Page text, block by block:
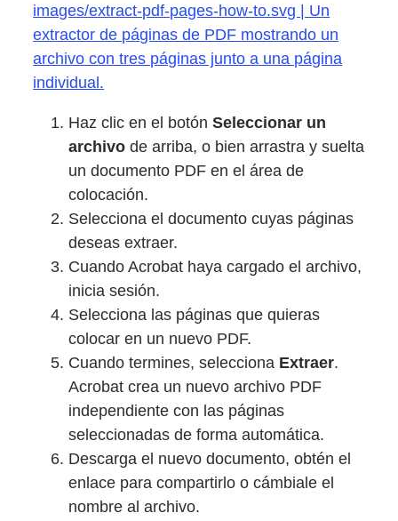
images/extract-pdf-pages-how-to.svg | Un
extractor de páginas de PDF mostrando un
archivo con tres páginas junto a una página
individual.
Haz clic en el botónSeleccionar un
archivo de arriba, o bien arrastra y suelta
un documento PDF en el área de
colocación.
Selecciona el documento cuyas páginas
deseas extraer.
Cuando Acrobat haya cargado el archivo,
inicia sesión.
Selecciona las páginas que quieras
colocar en un nuevo PDF.
Cuando termines, selecciona Extraer.
Acrobat crea un nuevo archivo PDF
independiente con las páginas
seleccionadas de forma automática.
Descarga el nuevo documento, obtén el
enlace para compartirlo o cámbiale el
nombre al archivo.